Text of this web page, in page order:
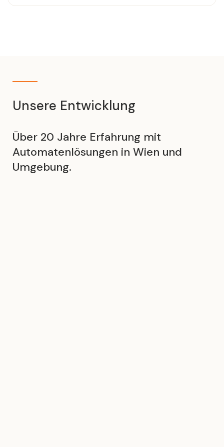
Unsere Entwicklung
Über 20 Jahre Erfahrung mit
Automatenlösungen in Wien und
Umgebung.